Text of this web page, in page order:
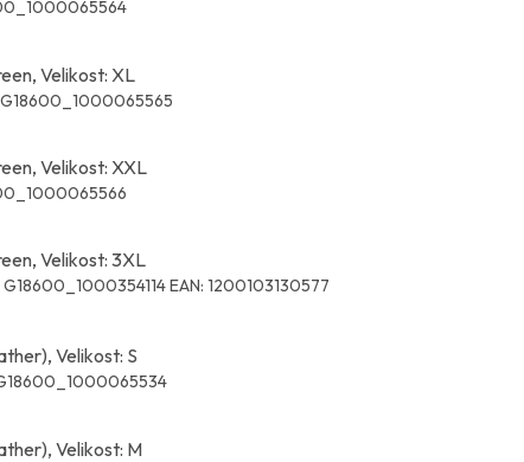
Velikost: XL
Velikost: XXL
Velikost: 3XL
G18600_1000354114EAN: 1200103130577
Velikost: S
Velikost: M